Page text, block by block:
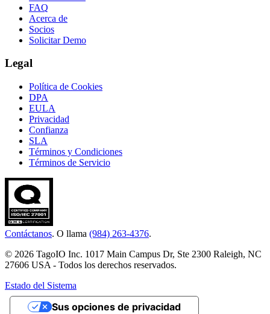
FAQ
Acerca de
Socios
Solicitar Demo
Legal
Política de Cookies
DPA
EULA
Privacidad
Confianza
SLA
Términos y Condiciones
Términos de Servicio
Contáctanos. O llama (984) 263-4376.
© 2026 TagoIO Inc. 1017 Main Campus Dr, Ste 2300 Raleigh, NC
27606 USA - Todos los derechos reservados.
Estado del Sistema
Sus opciones de privacidad